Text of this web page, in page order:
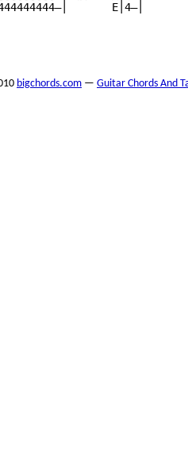
E|4—|
bigchords.com — Guitar Chords And